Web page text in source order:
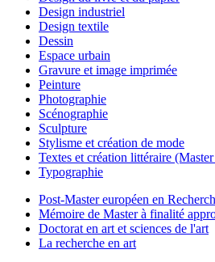
Design industriel
Design textile
Dessin
Espace urbain
Gravure et image imprimée
Peinture
Photographie
Scénographie
Sculpture
Stylisme et création de mode
Textes et création littéraire
Typographie
Post-Master européen en
Mémoire de Master à finalité
Doctorat en art et sciences de l'art
La recherche en art